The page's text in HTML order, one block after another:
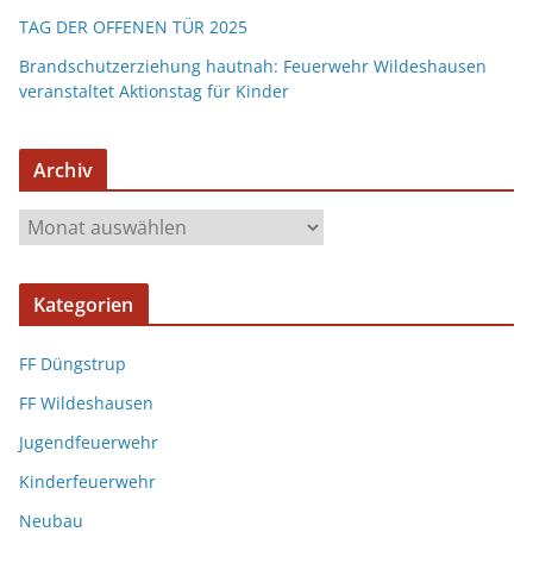
TAG DER OFFENEN TÜR 2025
Brandschutzerziehung hautnah: Feuerwehr Wildeshausen
veranstaltet Aktionstag für Kinder
Archiv
Kategorien
FF Düngstrup
FF Wildeshausen
Jugendfeuerwehr
Kinderfeuerwehr
Neubau